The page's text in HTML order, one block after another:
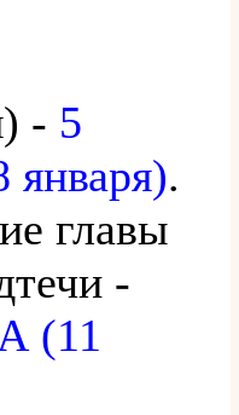
- 5
.
главы
-
(11